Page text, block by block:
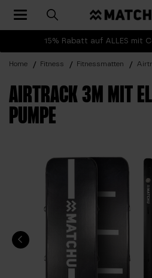
15% Rabatt auf ALLES mit
Toggle navigation
Home Fitness Fitnessmatten
AIRTRACK 3M MIT
PUMPE